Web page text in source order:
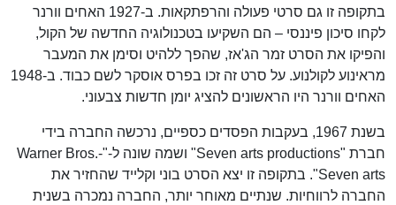
בתקופה זו גם סרטי פעולה והרפתקאות. ב-1927 האחים וורנר
לקחו סיכון פיננסי – הם השקיעו בטכנולוגיה החדשה של הקול,
והפיקו את הסרט זמר הג'אז, שהפך ללהיט וסימן את המעבר
מראינוע לקולנוע. על סרט זה זכו בפרס אוסקר לשם כבוד. ב-1948
האחים וורנר היו הראשונים להציג יומן חדשות צבעוני.
בשנת 1967, בעקבות הפסדים כספיים, נרכשה החברה בידי
חברת "Seven arts productions" ושמה שונה ל-"Warner Bros.-
Seven arts". בתקופה זו יצא הסרט בוני וקלייד שהחזיר את
החברה לרווחיות. שנתיים מאוחר יותר, החברה נמכרה בשנית